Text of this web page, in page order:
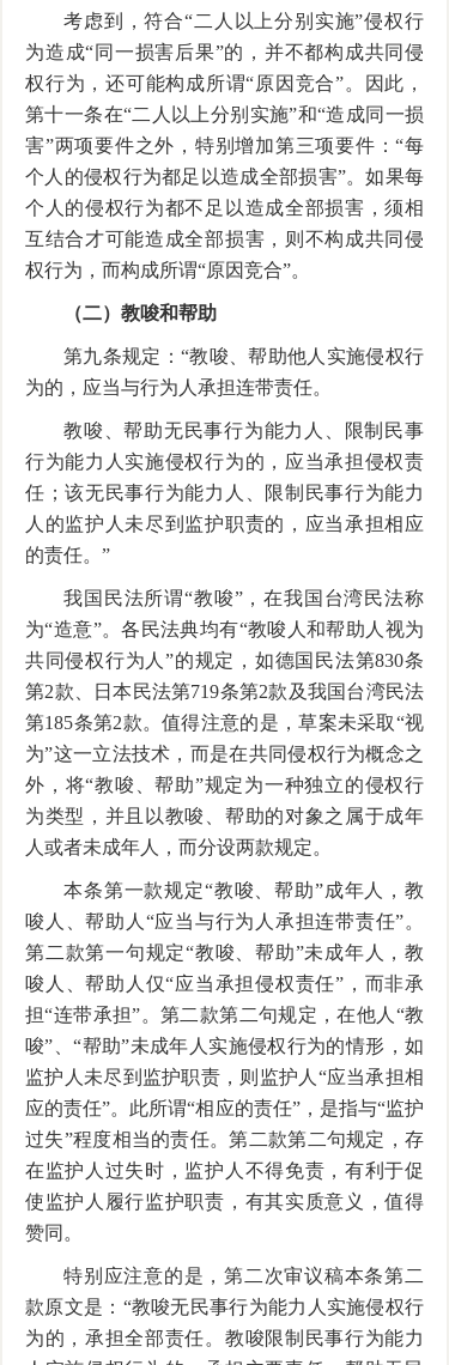
考虑到，符合“二人以上分别实施”侵权行
为造成“同一损害后果”的，并不都构成共同侵
权行为，还可能构成所谓“原因竞合”。因此，
第十一条在“二人以上分别实施”和“造成同一损
害”两项要件之外，特别增加第三项要件：“每
个人的侵权行为都足以造成全部损害”。如果每
个人的侵权行为都不足以造成全部损害，须相
互结合才可能造成全部损害，则不构成共同侵
权行为，而构成所谓“原因竞合”。
（二）教唆和帮助
第九条规定：“教唆、帮助他人实施侵权行
为的，应当与行为人承担连带责任。
教唆、帮助无民事行为能力人、限制民事
行为能力人实施侵权行为的，应当承担侵权责
任；该无民事行为能力人、限制民事行为能力
人的监护人未尽到监护职责的，应当承担相应
的责任。”
我国民法所谓“教唆”，在我国台湾民法称
为“造意”。各民法典均有“教唆人和帮助人视为
共同侵权行为人”的规定，如德国民法第830条
第2款、日本民法第719条第2款及我国台湾民法
第185条第2款。值得注意的是，草案未采取“视
为”这一立法技术，而是在共同侵权行为概念之
外，将“教唆、帮助”规定为一种独立的侵权行
为类型，并且以教唆、帮助的对象之属于成年
人或者未成年人，而分设两款规定。
本条第一款规定“教唆、帮助”成年人，教
唆人、帮助人“应当与行为人承担连带责任”。
第二款第一句规定“教唆、帮助”未成年人，教
唆人、帮助人仅“应当承担侵权责任”，而非承
担“连带承担”。第二款第二句规定，在他人“教
唆”、“帮助”未成年人实施侵权行为的情形，如
监护人未尽到监护职责，则监护人“应当承担相
应的责任”。此所谓“相应的责任”，是指与“监护
过失”程度相当的责任。第二款第二句规定，存
在监护人过失时，监护人不得免责，有利于促
使监护人履行监护职责，有其实质意义，值得
赞同。
特别应注意的是，第二次审议稿本条第二
款原文是：“教唆无民事行为能力人实施侵权行
为的，承担全部责任。教唆限制民事行为能力